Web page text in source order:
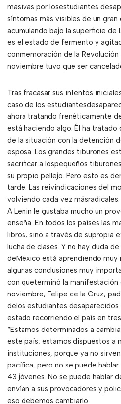
masivas por losestudiantes
síntomas más visibles de un
acumulando bajo la superficie de
es el estado de fermento y
conmemoración de la
noviembre tuvo que ser
Tras fracasar sus intentos
caso de los
ahora tratando frenéticamente
está haciendo algo. Él ha tratado
de la situación con la detención
esposa. Los grandes tiburones
sacrificar a lospequeños
su propio pellejo. Pero esto es
tarde. Las reivindicaciones del
volviendo cada vez másradicales.
A Lenin le gustaba mucho un
enseña. En todos los países las
libros, sino a través de supropia
lucha de clases. Y no hay duda
deMéxico está aprendiendo muy
algunas conclusiones muy
con queterminó la manifestación
noviembre, Felipe de la Cruz,
delos estudiantes desaparecidos
estado recorriendo el país en
“Estamos determinados a
este país; estamos dispuestos a
instituciones, porque ya no
pacífica, pero no se puede
43 jóvenes. No se puede hablar
envían a sus provocadores y
eso debemos cambiarlo.